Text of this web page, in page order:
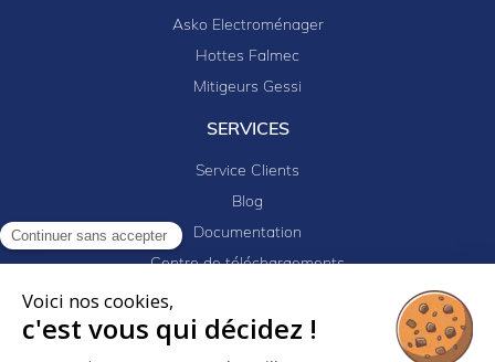
Continuer sans accepter
Voici nos cookies,
c'est vous qui décidez !
Asko Electroménager
Hottes Falmec
Mitigeurs Gessi
SERVICES
Service Clients
Blog
Documentation
Centre de téléchargements
Newsletter
Logiciel EJ32